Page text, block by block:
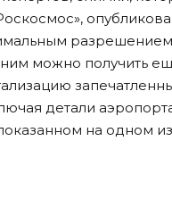
можно получить
детали
на одном из